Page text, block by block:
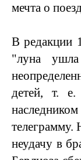
мечта о
В редакции
"луна
детей, т. е.
телеграмму.
неудачу в